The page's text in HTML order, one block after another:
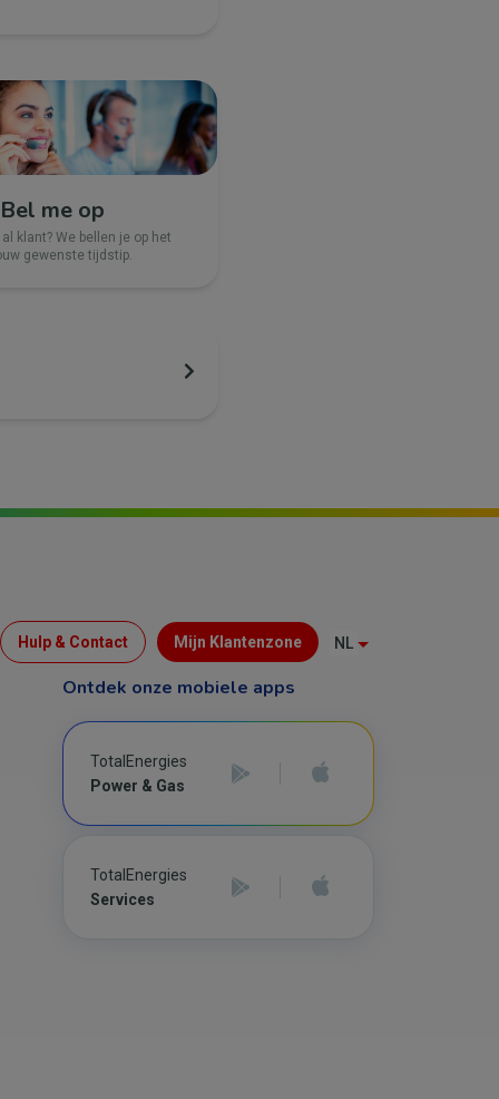
Bel me op
al klant? We bellen je op het
gewenste tijdstip.
Menu
(B2C)
Hulp & Contact Mijn Klantenzone NL
Ontdek onze mobiele apps
TotalEnergies
Power & Gas
TotalEnergies
Services